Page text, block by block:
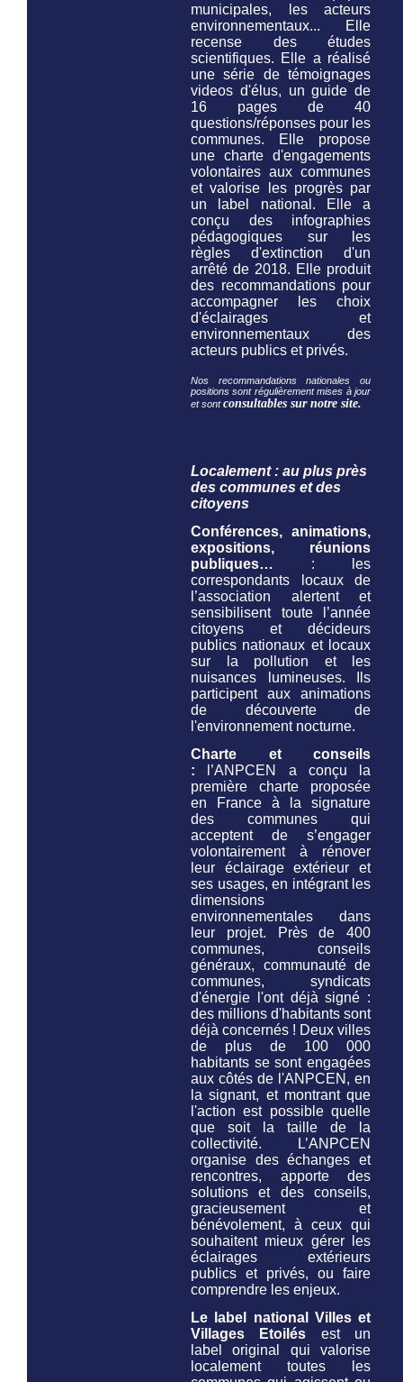
municipales, les acteurs
environnementaux... Elle
recense des études
scientifiques. Elle a réalisé
une série de témoignages
videos d'élus, un guide de
16 pages de 40
questions/réponses pour les
communes. Elle propose
une charte d'engagements
volontaires aux communes
et valorise les progrès par
un label national. Elle a
conçu des infographies
pédagogiques sur les
règles d'extinction d'un
arrêté de 2018. Elle produit
des recommandations pour
accompagner les choix
d'éclairages et
environnementaux des
acteurs publics et privés.
Nos recommandations nationales ou
positions sont régulièrement mises à jour
et sontconsultables sur notre site.
Localement : au plus près
des communes et des
citoyens
Conférences, animations,
expositions, réunions
publiques… : les
correspondants locaux de
l’association alertent et
sensibilisent toute l’année
citoyens et décideurs
publics nationaux et locaux
sur la pollution et les
nuisances lumineuses. Ils
participent aux animations
de découverte de
l'environnement nocturne.
Charte et conseils
: l’ANPCEN a conçu la
première charte proposée
en France à la signature
des communes qui
acceptent de s’engager
volontairement à rénover
leur éclairage extérieur et
ses usages, en intégrant les
dimensions
environnementales dans
leur projet. Près de 400
communes, conseils
généraux, communauté de
communes, syndicats
d'énergie l'ont déjà signé :
des millions d'habitants sont
déjà concernés ! Deux villes
de plus de 100 000
habitants se sont engagées
aux côtés de l'ANPCEN, en
la signant, et montrant que
l'action est possible quelle
que soit la taille de la
collectivité. L’ANPCEN
organise des échanges et
rencontres, apporte des
solutions et des conseils,
gracieusement et
bénévolement, à ceux qui
souhaitent mieux gérer les
éclairages extérieurs
publics et privés, ou faire
comprendre les enjeux.
Le label national Villes et
Villages Etoilés est un
label original qui valorise
localement toutes les